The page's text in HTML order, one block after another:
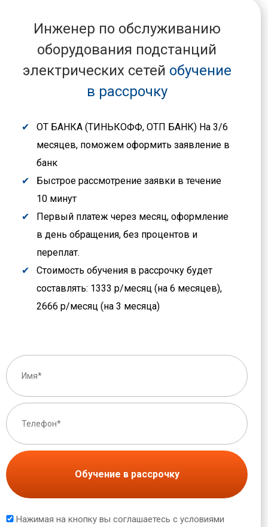
Инженер по обслуживанию
оборудования подстанций
электрических сетей обучение
в рассрочку
ОТ БАНКА (ТИНЬКОФФ, ОТП БАНК) На 3/6
месяцев, поможем оформить заявление в
банк
Быстрое рассмотрение заявки в течение
10 минут
Первый платеж через месяц, оформление
в день обращения, без процентов и
переплат.
Стоимость обучения в рассрочку будет
составлять: 1333 р/месяц (на 6 месяцев),
2666 р/месяц (на 3 месяца)
Обучение в рассрочку
Нажимая на кнопку вы соглашаетесь с условиями